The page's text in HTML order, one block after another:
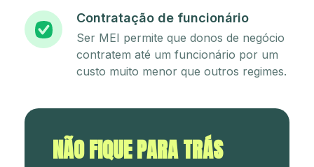
Contratação de funcionário
Ser MEI permite que donos de negócio
contratem até um funcionário por um
custo muito menor que outros regimes.
NÃO FIQUE PARA TRÁS